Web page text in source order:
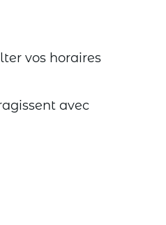
vos horaires
avec